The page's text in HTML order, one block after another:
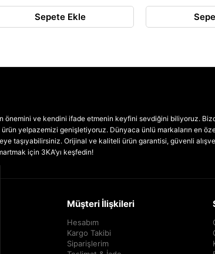
Sepete Ekle
önemini ve kendini ifade etmenin keyfini sevdiğini biliyoruz.
yelpazemizi genişletiyoruz. Dünyaca ünlü markaların en
taşıyabilirsiniz. Orijinal ve kaliteli ürün garantisi, güvenli
için 3KA’yı keşfedin!
Müşteri İlişkileri
Hesabım
Kargo Takibi
Siparişlerim